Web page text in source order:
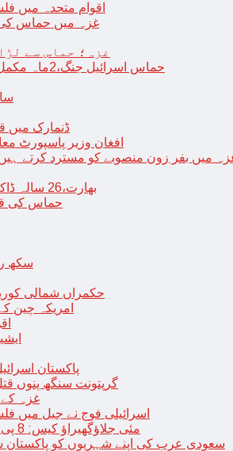
اقوام متحدہ میں فلسطینیوں کے حق
غزہ میں حماس کی
غزہ؛ حماس سے
حماس اسرائیل جنگ،2ماہ مکمل: غزہ شہرتباہ،7ہزاربچوں سمیت16ہزارفلسطینی شہید
ڈنمارک میں
افغان وزیر پاسپورٹ
میں بفر زون منصوبے کو مسترد کرتے
بھارت،26 سالہ ڈاکٹر شاہانہ نے جہیز کے تقاضے پر اپنی زندگی کا خاتمہ کر لیا
حماس کی
سکھ
حکمراں شمالی
امریکہ چین
پاکستان
گرپتونت سنگھ پنوں
غزہ کے
< > اسرائیلی فوج نے جیل
9 مئی جلاؤگھیراؤ کیس: 8 پی ٹی آئی رہنماؤں کے ناقابل ضمانت وارنٹ گرفتاری جاری
سعودی عرب کی اپنے شہریوں کو پاکستان سمیت 25 ممالک جانے سے اجتناب